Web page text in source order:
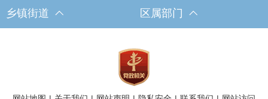
乡镇街道 区属部门